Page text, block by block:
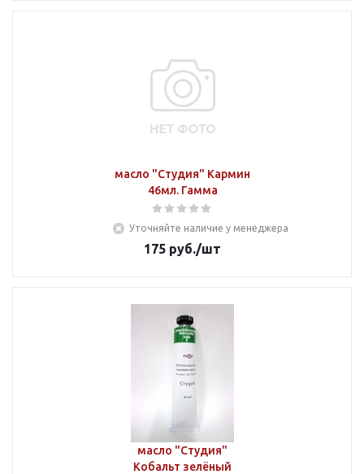
масло "Студия" Кармин
46мл. Гамма
Уточняйте наличие у менеджера
175 руб./шт
масло "Студия"
Кобальт зелёный